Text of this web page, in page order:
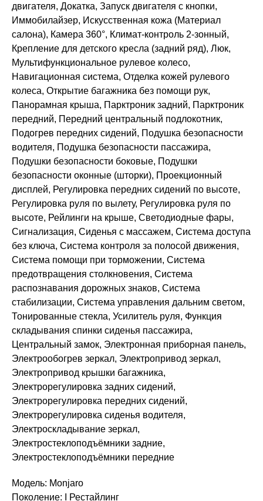
двигателя, Докатка, Запуск двигателя с кнопки,
Иммобилайзер, Искусственная кожа (Материал
салона), Камера 360°, Климат-контроль 2-зонный,
Крепление для детского кресла (задний ряд), Люк,
Мультифункциональное рулевое колесо,
Навигационная система, Отделка кожей рулевого
колеса, Открытие багажника без помощи рук,
Панорамная крыша, Парктроник задний, Парктроник
передний, Передний центральный подлокотник,
Подогрев передних сидений, Подушка безопасности
водителя, Подушка безопасности пассажира,
Подушки безопасности боковые, Подушки
безопасности оконные (шторки), Проекционный
дисплей, Регулировка передних сидений по высоте,
Регулировка руля по вылету, Регулировка руля по
высоте, Рейлинги на крыше, Светодиодные фары,
Сигнализация, Сиденья с массажем, Система доступа
без ключа, Система контроля за полосой движения,
Система помощи при торможении, Система
предотвращения столкновения, Система
распознавания дорожных знаков, Система
стабилизации, Система управления дальним светом,
Тонированные стекла, Усилитель руля, Функция
складывания спинки сиденья пассажира,
Центральный замок, Электронная приборная панель,
Электрообогрев зеркал, Электропривод зеркал,
Электропривод крышки багажника,
Электрорегулировка задних сидений,
Электрорегулировка передних сидений,
Электрорегулировка сиденья водителя,
Электроскладывание зеркал,
Электростеклоподъёмники задние,
Электростеклоподъёмники передние
Модель: Monjaro
Поколение: I Рестайлинг